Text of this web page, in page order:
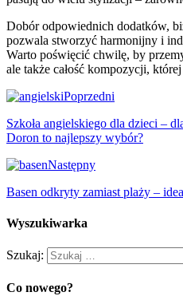
Dobór odpowiednich dodatków,
pozwala stworzyć harmonijny i
Warto poświęcić chwilę, by
ale także całość kompozycji,
Poprzedni
Szkoła angielskiego dla dzieci –
Doron to najlepszy wybór?
Następny
Basen odkryty zamiast plaży –
Wyszukiwarka
Szukaj:
Co nowego?